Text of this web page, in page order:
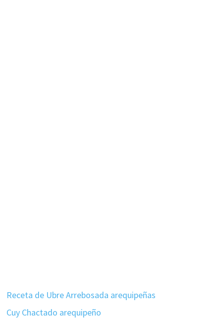
Receta de Ubre Arrebosada arequipeñas
Cuy Chactado arequipeño